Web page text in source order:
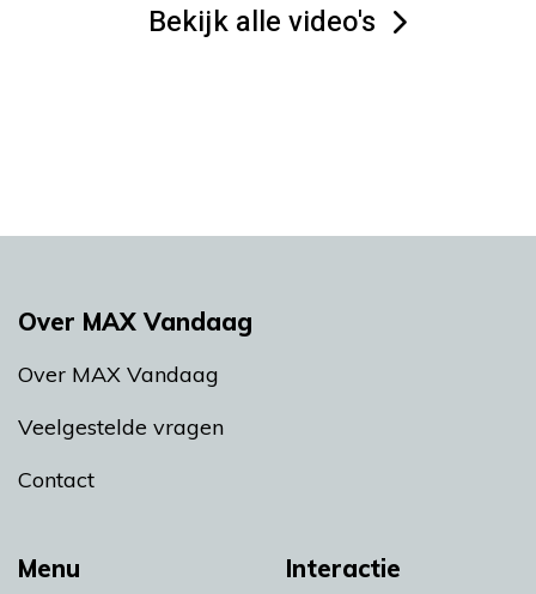
Bekijk alle video's
Menu Interactie
Over MAX Vandaag
Over MAX Vandaag
Veelgestelde vragen
Contact